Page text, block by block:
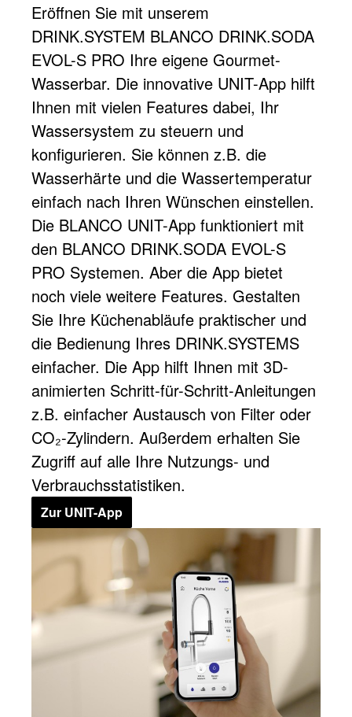
Eröffnen Sie mit unserem
DRINK.SYSTEM BLANCO DRINK.SODA
EVOL-S PRO Ihre eigene Gourmet-
Wasserbar. Die innovative UNIT-App hilft
Ihnen mit vielen Features dabei, Ihr
Wassersystem zu steuern und
konfigurieren. Sie können z.B. die
Wasserhärte und die Wassertemperatur
einfach nach Ihren Wünschen einstellen.
Die BLANCO UNIT-App funktioniert mit
den BLANCO DRINK.SODA EVOL-S
PRO Systemen. Aber die App bietet
noch viele weitere Features. Gestalten
Sie Ihre Küchenabläufe praktischer und
die Bedienung Ihres DRINK.SYSTEMS
einfacher. Die App hilft Ihnen mit 3D-
animierten Schritt-für-Schritt-Anleitungen
z.B. einfacher Austausch von Filter oder
CO₂-Zylindern. Außerdem erhalten Sie
Zugriff auf alle Ihre Nutzungs- und
Verbrauchsstatistiken.
Zur UNIT-App